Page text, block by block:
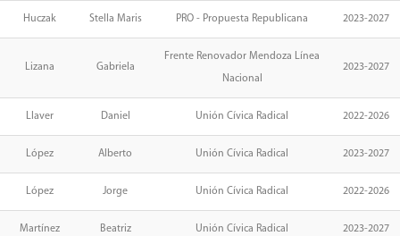
Huczak Stella Maris PRO - Propuesta Republicana 2023-2027
Lizana Gabriela
Frente Renovador Mendoza Línea
Nacional
2023-2027
Llaver Daniel Unión Cívica Radical 2022-2026
López Alberto Unión Cívica Radical 2023-2027
López Jorge Unión Cívica Radical 2022-2026
Martínez Beatriz Unión Cívica Radical 2023-2027